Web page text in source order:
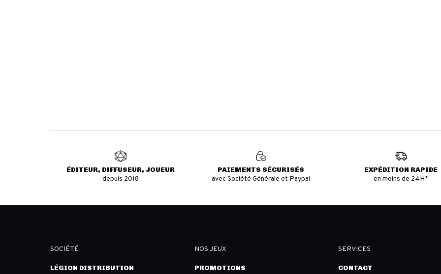
ÉDITEUR, DIFFUSEUR, JOUEUR
depuis 2018
PAIEMENTS SÉCURISÉS
avec Société Générale et Paypal
EXPÉDITION RAPIDE
en moins de 24H*
SOCIÉTÉ
LÉGION DISTRIBUTION
NOS JEUX
PROMOTIONS
SERVICES
CONTACT